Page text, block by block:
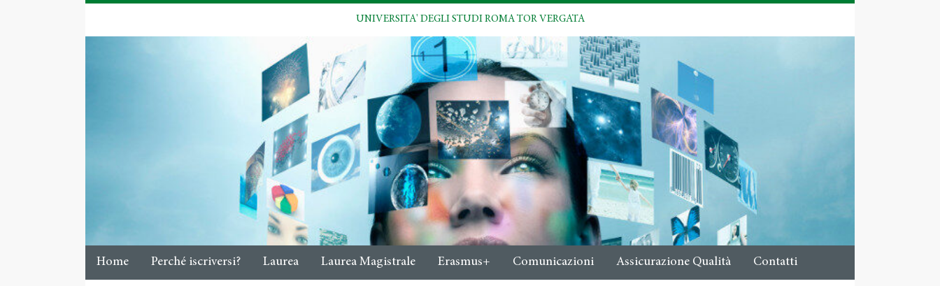
UNIVERSITA' DEGLI STUDI ROMA TOR VERGATA
Home Perché iscriversi? Laurea Laurea Magistrale Erasmus+ Comunicazioni Assicurazione Qualità Contatti